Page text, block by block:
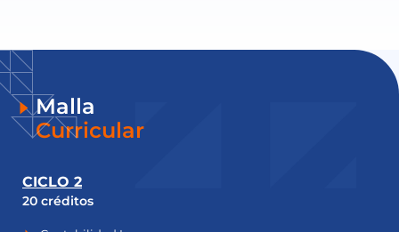
Malla
Curricular
CICLO 2
20 créditos